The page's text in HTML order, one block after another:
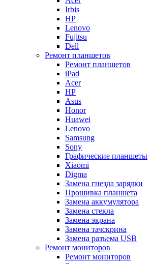
Irbis
HP
Lenovo
Fujitsu
Dell
Ремонт планшетов
Ремонт планшетов
iPad
Acer
HP
Asus
Honor
Huawei
Lenovo
Samsung
Sony
Графические планшеты
Xiaomi
Digma
Замена гнезда зарядки
Прошивка планшета
Замена аккумулятора
Замена стекла
Замена экрана
Замена тачскрина
Замена разъема USB
Ремонт мониторов
Ремонт мониторов